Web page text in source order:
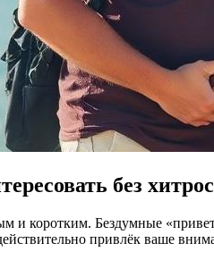
без
и коротким. Бездумные
привлёк ваше